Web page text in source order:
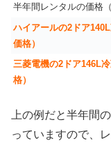
半年間レンタルの価格（
ハイアールの2ドア
価格）
三菱電機の2ドア146L
格）
上の例だと半年間
っていますので、